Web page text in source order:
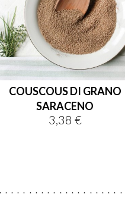
COUSCOUS DI GRANO
SARACENO
Prezzo
3,38 €